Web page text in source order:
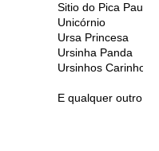
Sitio do Pica Pau
Unicórnio
Ursa Princesa
Ursinha Panda
Ursinhos
E qualquer outro